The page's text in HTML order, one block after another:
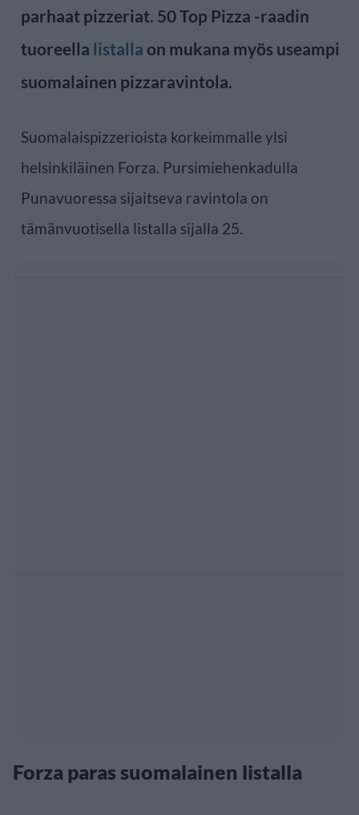
parhaat pizzeriat. 50 Top Pizza -raadin
tuoreella listalla on mukana myös useampi
suomalainen pizzaravintola.
Suomalaispizzerioista korkeimmalle ylsi
helsinkiläinen Forza. Pursimiehenkadulla
Punavuoressa sijaitseva ravintola on
tämänvuotisella listalla sijalla 25.
Forza paras suomalainen listalla